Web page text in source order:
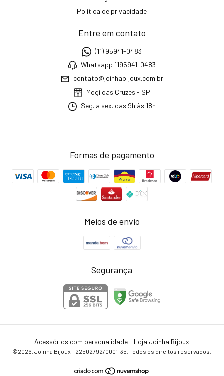
Política de privacidade
Entre em contato
(11) 95941-0483
Whatsapp 1195941-0483
contato@joinhabijoux.com.br
Mogi das Cruzes - SP
Seg. a sex. das 9h às 18h
Formas de pagamento
Meios de envio
Segurança
Acessórios com personalidade - Loja Joinha Bijoux
©2026. Joinha Bijoux - 22502792/0001-35. Todos os direitos reservados.